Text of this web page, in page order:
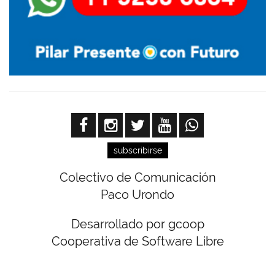
subscribirse
Colectivo de Comunicación
Paco Urondo
Desarrollado por gcoop
Cooperativa de Software Libre